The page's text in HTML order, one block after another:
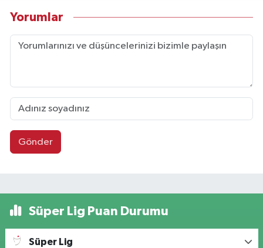
Yorumlar
Gönder
Süper Lig Puan Durumu
Süper Lig